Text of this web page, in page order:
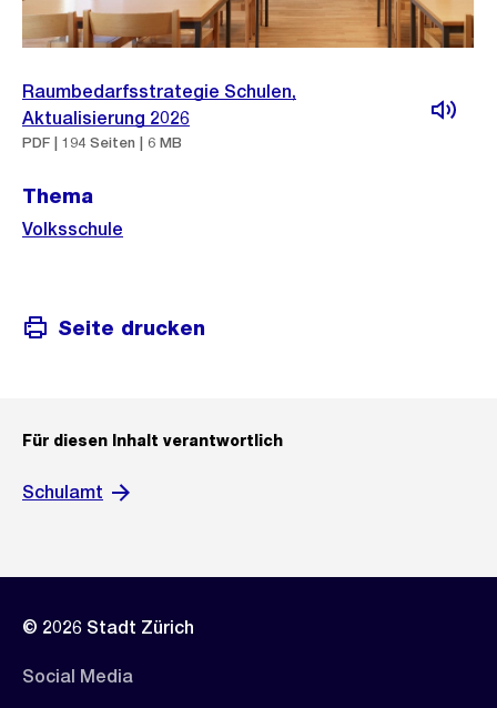
Raumbedarfsstrategie Schulen,
Aktualisierung 2026
PDF | 194 Seiten | 6 MB
Thema
Volksschule
Seite drucken
Für diesen Inhalt verantwortlich
Schulamt
© 2026 Stadt Zürich
Social Media